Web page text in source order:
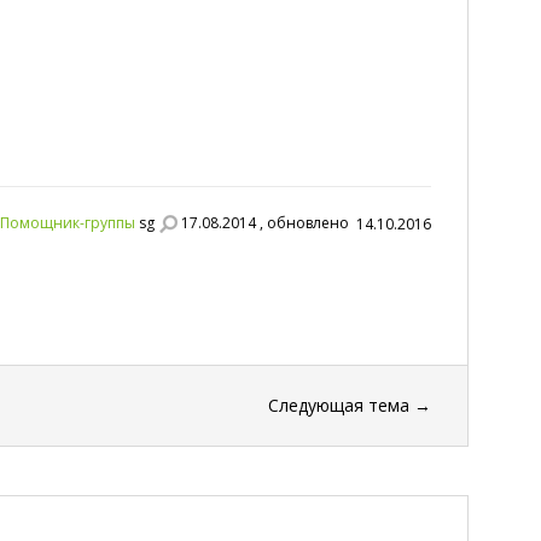
Помощник-группы sg 17.08.2014 , обновлено 14.10.2016
Следующая тема →